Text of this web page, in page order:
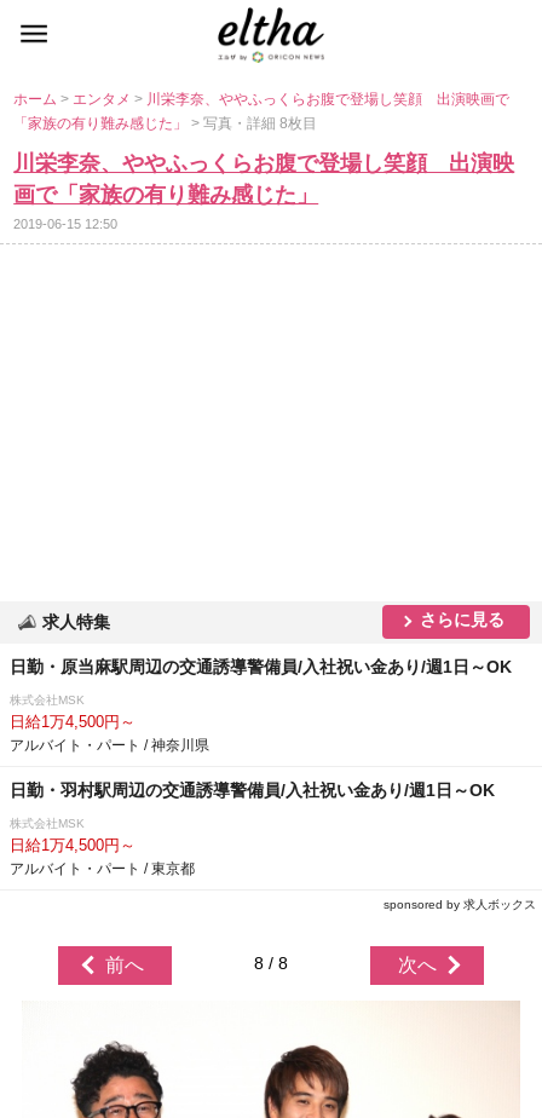
ホーム> エンタメ> 川栄李奈、ややふっくらお腹で登場し笑顔 出演映画で
「家族の有り難み感じた」> 写真・詳細 8枚目
川栄李奈、ややふっくらお腹で登場し笑顔 出演映
画で「家族の有り難み感じた」
2019-06-15 12:50
求人特集 さらに見る
日勤・原当麻駅周辺の交通誘導警備員/入社祝い金あり/週1日～OK
株式会社MSK
日給1万4,500円～
アルバイト・パート / 神奈川県
日勤・羽村駅周辺の交通誘導警備員/入社祝い金あり/週1日～OK
株式会社MSK
日給1万4,500円～
アルバイト・パート / 東京都
sponsored by 求人ボックス
前へ 8 / 8 次へ